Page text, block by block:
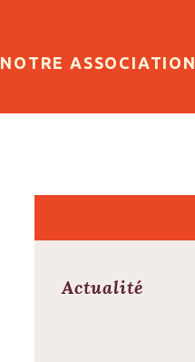
NOTRE ASSOCIATION
Actualité